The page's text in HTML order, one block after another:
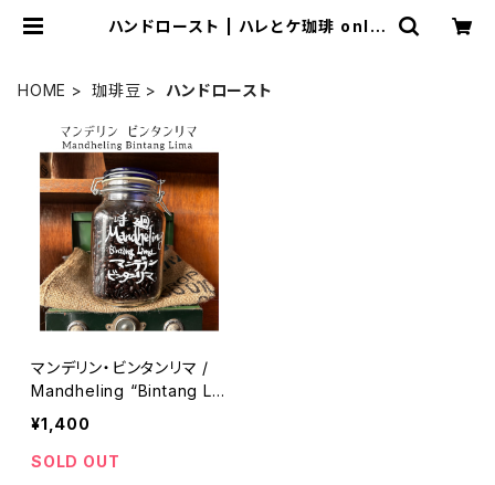
ハンドロースト | ハレとケ珈琲 onlin
HOME 珈琲豆 ハンドロースト
マンデリン・ビンタンリマ /
Mandheling “Bintang Li
ma” ［手廻し焙煎豆］100g
¥1,400
SOLD OUT